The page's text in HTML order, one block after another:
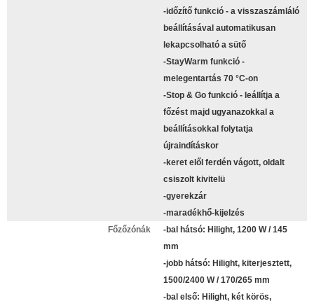
-időzítő funkció - a visszaszámláló
beállításával automatikusan
lekapcsolható a sütő
-StayWarm funkció -
melegentartás 70 °C-on
-Stop & Go funkció - leállítja a
főzést majd ugyanazokkal a
beállításokkal folytatja
újraindításkor
-keret elől ferdén vágott, oldalt
csiszolt kivitelü
-gyerekzár
-maradékhő-kijelzés
Főzőzónák
-bal hátsó: Hilight, 1200 W / 145
mm
-jobb hátsó: Hilight, kiterjesztett,
1500/2400 W / 170/265 mm
-bal első: Hilight, két körös,